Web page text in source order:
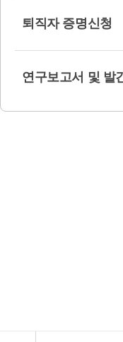
퇴직자 증명신청
연구보고서 및 발